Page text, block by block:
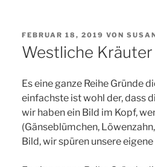
VERÖFFENTLICHT
AM
FEBRUAR 18, 2019 VON
Westliche Kräuter
Es eine ganze Reihe Gründe
einfachste ist wohl der, dass
wir haben ein Bild im Kopf,
(Gänseblümchen,
Bild, wir spüren unsere